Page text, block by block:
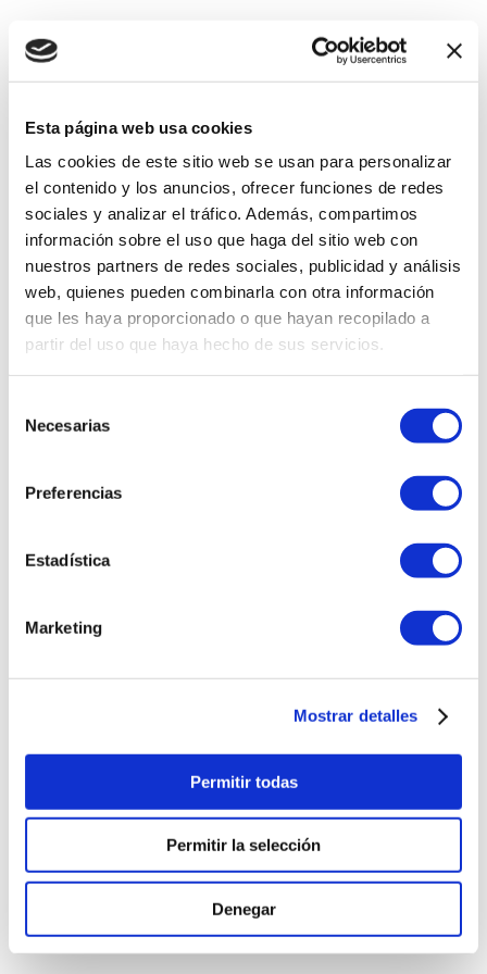
Esta página web usa cookies
Las cookies de este sitio web se usan para personalizar
el contenido y los anuncios, ofrecer funciones de redes
sociales y analizar el tráfico. Además, compartimos
información sobre el uso que haga del sitio web con
nuestros partners de redes sociales, publicidad y análisis
web, quienes pueden combinarla con otra información
que les haya proporcionado o que hayan recopilado a
partir del uso que haya hecho de sus servicios.
Necesarias
Preferencias
Estadística
Marketing
Mostrar detalles
Permitir todas
Permitir la selección
Denegar